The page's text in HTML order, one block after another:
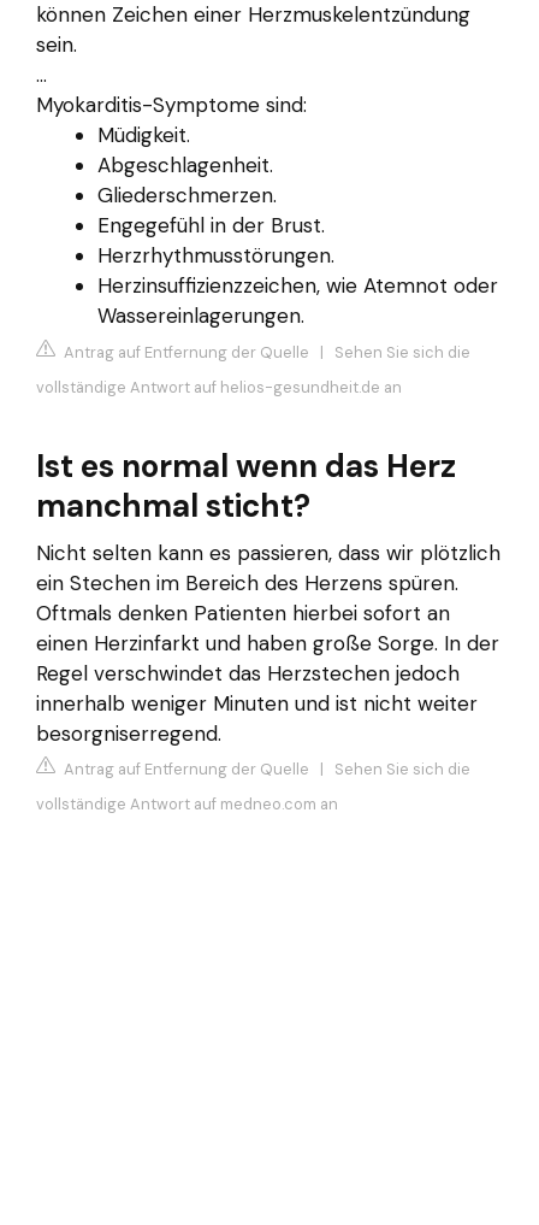
können Zeichen einer Herzmuskelentzündung
sein.
...
Myokarditis-Symptome sind:
Müdigkeit.
Abgeschlagenheit.
Gliederschmerzen.
Engegefühl in der Brust.
Herzrhythmusstörungen.
Herzinsuffizienzzeichen, wie Atemnot oder
Wassereinlagerungen.
Antrag auf Entfernung der Quelle | Sehen Sie sich die
vollständige Antwort auf helios-gesundheit.de an
Ist es normal wenn das Herz
manchmal sticht?
Nicht selten kann es passieren, dass wir plötzlich
ein Stechen im Bereich des Herzens spüren.
Oftmals denken Patienten hierbei sofort an
einen Herzinfarkt und haben große Sorge. In der
Regel verschwindet das Herzstechen jedoch
innerhalb weniger Minuten und ist nicht weiter
besorgniserregend.
Antrag auf Entfernung der Quelle | Sehen Sie sich die
vollständige Antwort auf medneo.com an